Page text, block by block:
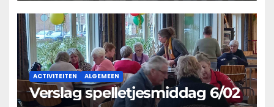
ACTIVITEITEN ALGEMEEN
Verslag spelletjesmiddag 6/02